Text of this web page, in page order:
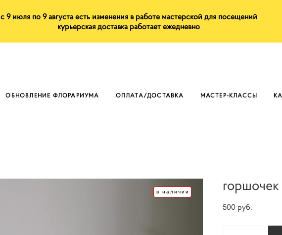
с 9 июля по 9 августа есть изменения в работе мастерской для посещений
курьерская доставка работает ежедневно
ОБНОВЛЕНИЕ ФЛОРАРИУМА ОПЛАТА/ДОСТАВКА МАСТЕР-КЛАССЫ
в наличии
500 pуб.